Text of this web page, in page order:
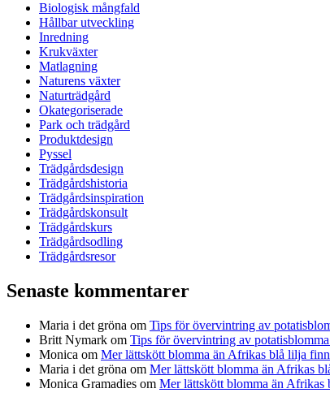
Biologisk mångfald
Hållbar utveckling
Inredning
Krukväxter
Matlagning
Naturens växter
Naturträdgård
Okategoriserade
Park och trädgård
Produktdesign
Pyssel
Trädgårdsdesign
Trädgårdshistoria
Trädgårdsinspiration
Trädgårdskonsult
Trädgårdskurs
Trädgårdsodling
Trädgårdsresor
Senaste kommentarer
Maria i det gröna om Tips för övervintring av
Britt Nymark om Tips för övervintring av potatisblomma
Monica om Mer lättskött blomma än Afrikas blå lilja
Maria i det gröna om Mer lättskött blomma än Afrikas
Monica Gramadies om Mer lättskött blomma än Afrikas